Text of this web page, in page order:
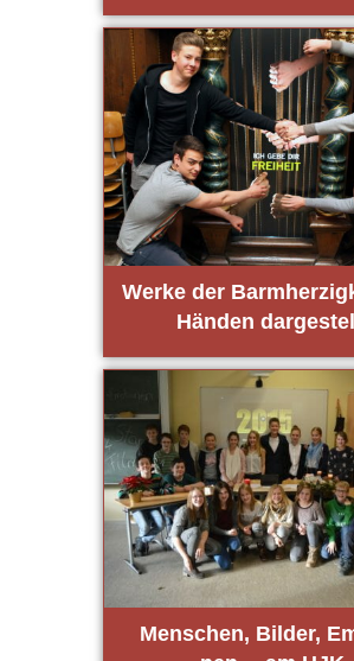
Wer­ke der
Hän­den
Men­schen, Bil­der,